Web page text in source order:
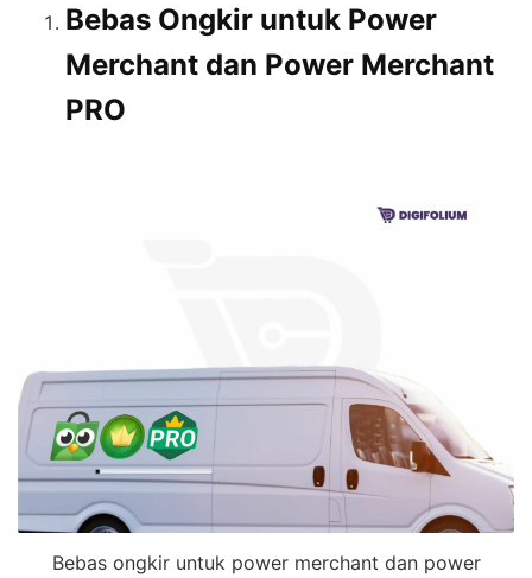
Bebas Ongkir untuk Power
Merchant dan Power Merchant
PRO
Bebas ongkir untuk power merchant dan power